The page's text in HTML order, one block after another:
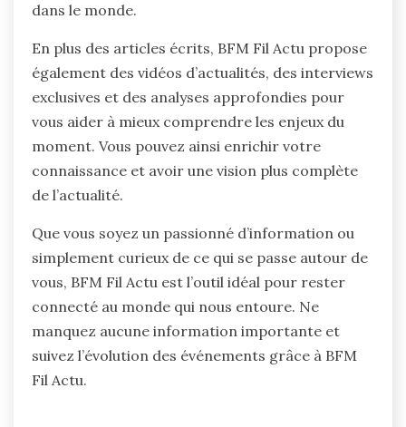
dans le monde.
En plus des articles écrits, BFM Fil Actu propose
également des vidéos d’actualités, des interviews
exclusives et des analyses approfondies pour
vous aider à mieux comprendre les enjeux du
moment. Vous pouvez ainsi enrichir votre
connaissance et avoir une vision plus complète
de l’actualité.
Que vous soyez un passionné d’information ou
simplement curieux de ce qui se passe autour de
vous, BFM Fil Actu est l’outil idéal pour rester
connecté au monde qui nous entoure. Ne
manquez aucune information importante et
suivez l’évolution des événements grâce à BFM
Fil Actu.